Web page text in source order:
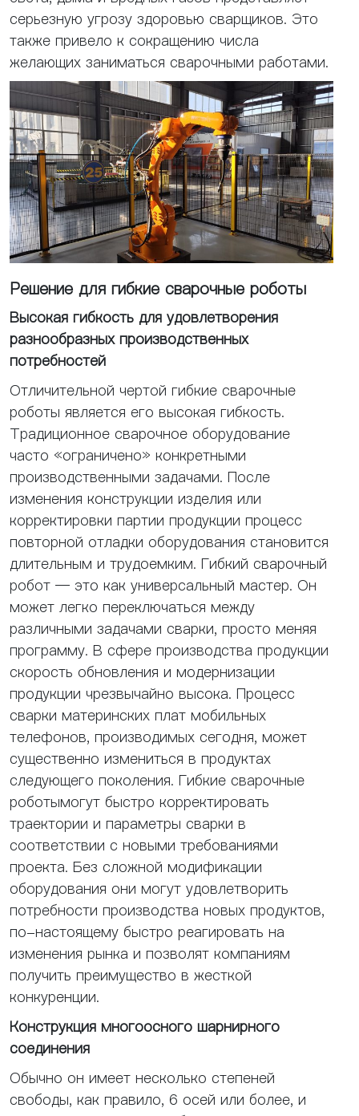
серьезную угрозу здоровью сварщиков. Это
также привело к сокращению числа
желающих заниматься сварочными работами.
Решение для гибкие сварочные роботы
Высокая гибкость для удовлетворения
разнообразных производственных
потребностей
Отличительной чертой гибкие сварочные
роботы является его высокая гибкость.
Традиционное сварочное оборудование
часто «ограничено» конкретными
производственными задачами. После
изменения конструкции изделия или
корректировки партии продукции процесс
повторной отладки оборудования становится
длительным и трудоемким. Гибкий сварочный
робот — это как универсальный мастер. Он
может легко переключаться между
различными задачами сварки, просто меняя
программу. В сфере производства продукции
скорость обновления и модернизации
продукции чрезвычайно высока. Процесс
сварки материнских плат мобильных
телефонов, производимых сегодня, может
существенно измениться в продуктах
следующего поколения. Гибкие сварочные
роботымогут быстро корректировать
траектории и параметры сварки в
соответствии с новыми требованиями
проекта. Без сложной модификации
оборудования они могут удовлетворить
потребности производства новых продуктов,
по-настоящему быстро реагировать на
изменения рынка и позволят компаниям
получить преимущество в жесткой
конкуренции.
Конструкция многоосного шарнирного
соединения
Обычно он имеет несколько степеней
свободы, как правило, 6 осей или более, и